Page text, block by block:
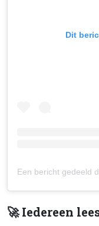
Dit
Een bericht gedeeld
🚀 Iedereen